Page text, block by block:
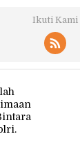
Ikuti Kami